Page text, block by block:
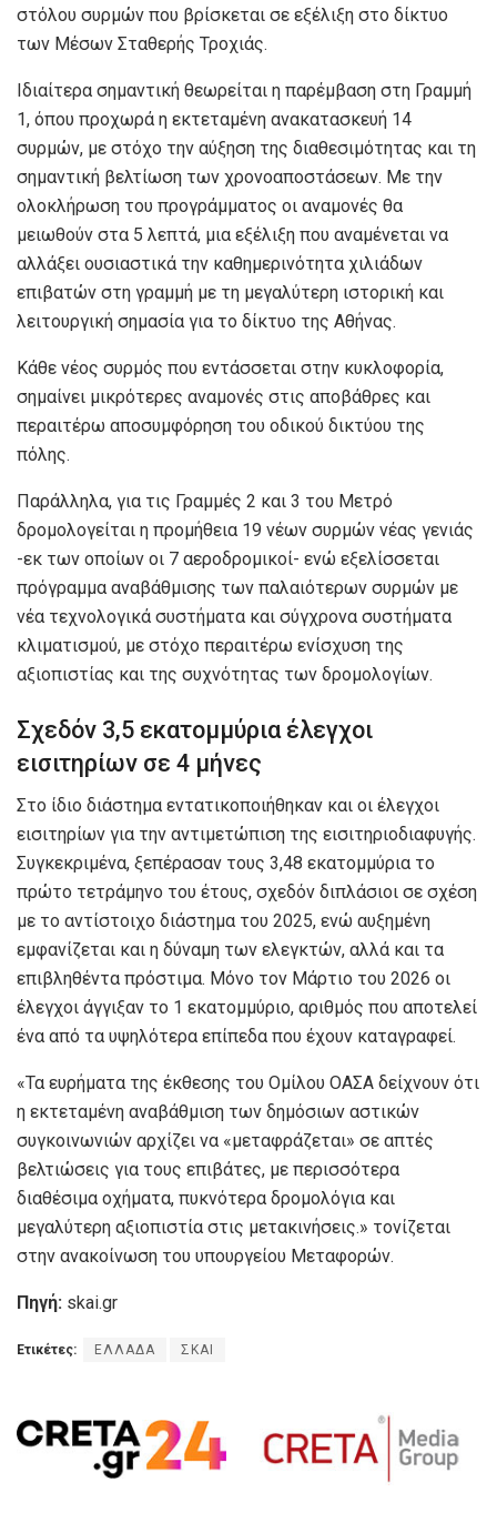
στόλου συρμών που βρίσκεται σε εξέλιξη στο δίκτυο
των Μέσων Σταθερής Τροχιάς.
Ιδιαίτερα σημαντική θεωρείται η παρέμβαση στη Γραμμή
1, όπου προχωρά η εκτεταμένη ανακατασκευή 14
συρμών, με στόχο την αύξηση της διαθεσιμότητας και τη
σημαντική βελτίωση των χρονοαποστάσεων. Με την
ολοκλήρωση του προγράμματος οι αναμονές θα
μειωθούν στα 5 λεπτά, μια εξέλιξη που αναμένεται να
αλλάξει ουσιαστικά την καθημερινότητα χιλιάδων
επιβατών στη γραμμή με τη μεγαλύτερη ιστορική και
λειτουργική σημασία για το δίκτυο της Αθήνας.
Κάθε νέος συρμός που εντάσσεται στην κυκλοφορία,
σημαίνει μικρότερες αναμονές στις αποβάθρες και
περαιτέρω αποσυμφόρηση του οδικού δικτύου της
πόλης.
Παράλληλα, για τις Γραμμές 2 και 3 του Μετρό
δρομολογείται η προμήθεια 19 νέων συρμών νέας γενιάς
-εκ των οποίων οι 7 αεροδρομικοί- ενώ εξελίσσεται
πρόγραμμα αναβάθμισης των παλαιότερων συρμών με
νέα τεχνολογικά συστήματα και σύγχρονα συστήματα
κλιματισμού, με στόχο περαιτέρω ενίσχυση της
αξιοπιστίας και της συχνότητας των δρομολογίων.
Σχεδόν 3,5 εκατομμύρια έλεγχοι
εισιτηρίων σε 4 μήνες
Στο ίδιο διάστημα εντατικοποιήθηκαν και οι έλεγχοι
εισιτηρίων για την αντιμετώπιση της εισιτηριοδιαφυγής.
Συγκεκριμένα, ξεπέρασαν τους 3,48 εκατομμύρια το
πρώτο τετράμηνο του έτους, σχεδόν διπλάσιοι σε σχέση
με το αντίστοιχο διάστημα του 2025, ενώ αυξημένη
εμφανίζεται και η δύναμη των ελεγκτών, αλλά και τα
επιβληθέντα πρόστιμα. Μόνο τον Μάρτιο του 2026 οι
έλεγχοι άγγιξαν το 1 εκατομμύριο, αριθμός που αποτελεί
ένα από τα υψηλότερα επίπεδα που έχουν καταγραφεί.
«Τα ευρήματα της έκθεσης του Ομίλου ΟΑΣΑ δείχνουν ότι
η εκτεταμένη αναβάθμιση των δημόσιων αστικών
συγκοινωνιών αρχίζει να «μεταφράζεται» σε απτές
βελτιώσεις για τους επιβάτες, με περισσότερα
διαθέσιμα οχήματα, πυκνότερα δρομολόγια και
μεγαλύτερη αξιοπιστία στις μετακινήσεις.» τονίζεται
στην ανακοίνωση του υπουργείου Μεταφορών.
Πηγή: skai.gr
Ετικέτες: ΕΛΛΑΔΑ ΣΚΑΙ